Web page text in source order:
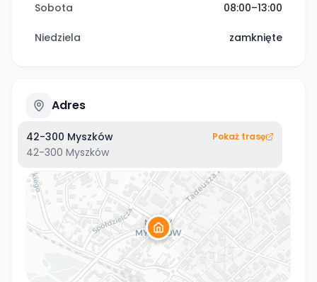
Sobota 08:00–13:00
Niedziela zamknięte
Adres
42-300 Myszków
42-300 Myszków
Pokaż trasę